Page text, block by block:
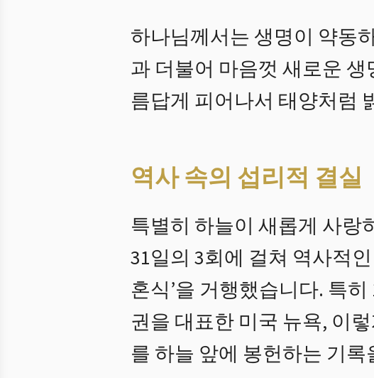
하나님께서는 생명이 약동
과 더불어 마음껏 새로운
름답게 피어나서 태양처럼
역사 속의 섭리적 결실
특별히 하늘이 새롭게 사랑
31일의 3회에 걸쳐 역사적
혼식’을 거행했습니다. 특
권을 대표한 미국 뉴욕, 이
를 하늘 앞에 봉헌하는 기